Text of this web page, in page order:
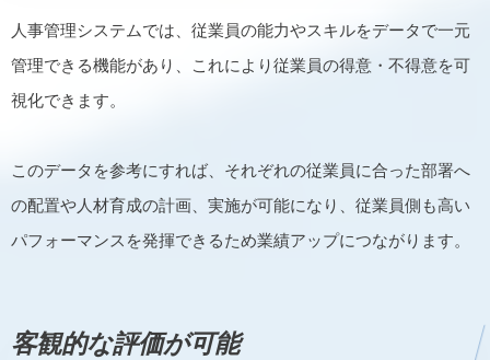
人事管理システムでは、従業員の能力やスキルをデータで一元
管理できる機能があり、これにより従業員の得意・不得意を可
視化できます。
このデータを参考にすれば、それぞれの従業員に合った部署へ
の配置や人材育成の計画、実施が可能になり、従業員側も高い
パフォーマンスを発揮できるため業績アップにつながります。
客観的な評価が可能